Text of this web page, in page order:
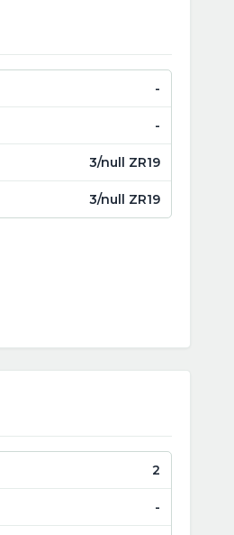
-
-
3/null ZR19
3/null ZR19
2
-